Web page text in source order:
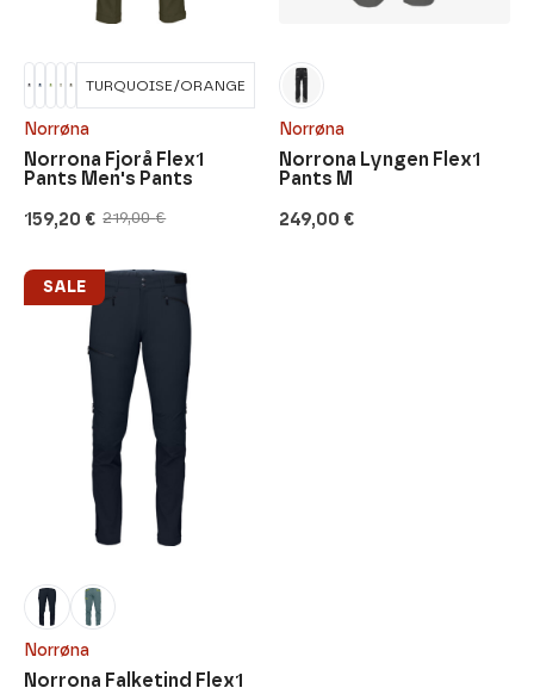
Norrøna
219,00€
Original
219,00 €.
159,20 €
Current
159,20 €.
Norrona Fjorå Flex1
Pants Men's Pants
TURQUOISE/ORANGE
Norrøna
249,00 €
Norrona Lyngen Flex1
Pants M
Norrøna
SALE
Norrona Falketind Flex1